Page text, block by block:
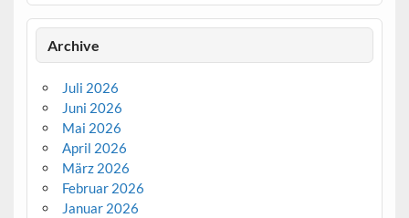
Archive
Juli 2026
Juni 2026
Mai 2026
April 2026
März 2026
Februar 2026
Januar 2026